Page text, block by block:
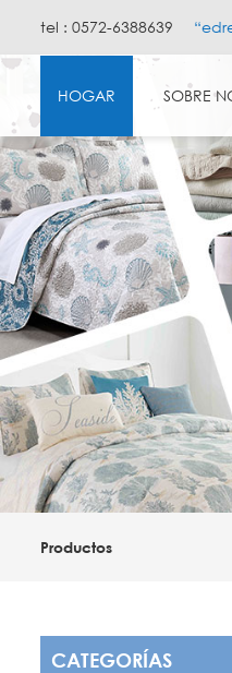
tel : 0572-6388639
HOGAR SOBRE
Productos
CATEGORÍAS